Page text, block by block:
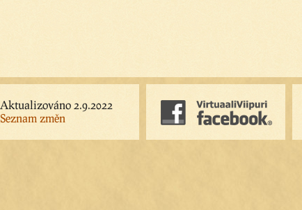
Aktualizováno 2.9.2022
Seznam změn